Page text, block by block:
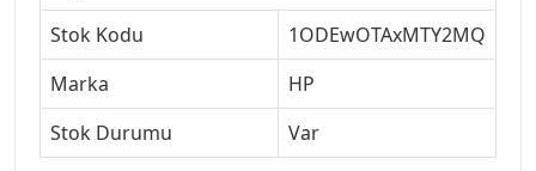
Stok Kodu
1ODEwOTAxMTY2MQ
Marka
HP
Stok Durumu
Var